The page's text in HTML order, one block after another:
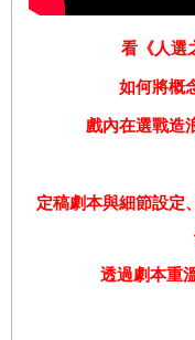
看《人選
如何將概
戲內在選戰造
定稿劇本與細節設定
透過劇本重